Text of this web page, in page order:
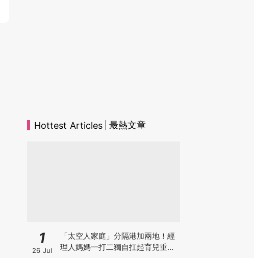
Hottest Articles 最熱文章
1
26 Jul
「太空人家庭」分隔港加兩地！經
理人媽媽一打二獨自扛起育兒重